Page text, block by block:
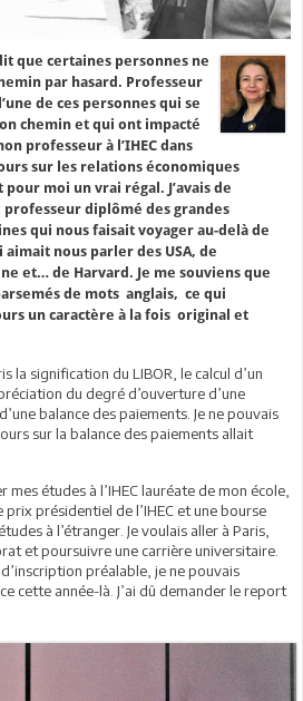
que certaines personnes ne
par hasard. Professeur
de ces personnes qui se
chemin et qui ont impacté
professeur à l’IHEC dans
sur les relations économiques
moi un vrai régal. J’avais de
professeur diplômé des grandes
qui nous faisait voyager au-delà de
nous parler des USA, de
et… de Harvard. Je me souviens que
de mots anglais, ce qui
un caractère à la fois original et
la signification du LIBOR, le calcul d’un
du degré d’ouverture d’une
balance des paiements. Je ne pouvais
sur la balance des paiements allait
mes études à l’IHEC lauréate de mon école,
prix présidentiel de l’IHEC et une bourse
à l’étranger. Je voulais aller à Paris,
et poursuivre une carrière universitaire.
préalable, je ne pouvais
cette année-là. J’ai dû demander le report